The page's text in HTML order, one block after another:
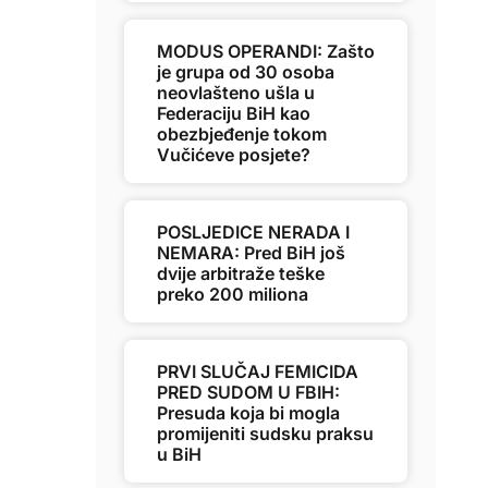
MODUS OPERANDI: Zašto
je grupa od 30 osoba
neovlašteno ušla u
Federaciju BiH kao
obezbjeđenje tokom
Vučićeve posjete?
POSLJEDICE NERADA I
NEMARA: Pred BiH još
dvije arbitraže teške
preko 200 miliona
PRVI SLUČAJ FEMICIDA
PRED SUDOM U FBIH:
Presuda koja bi mogla
promijeniti sudsku praksu
u BiH